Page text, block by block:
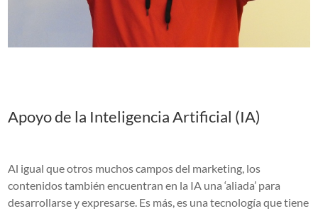
Apoyo de la Inteligencia Artificial (IA)
Al igual que otros muchos campos del marketing, los
contenidos también encuentran en la IA una ‘aliada’ para
desarrollarse y expresarse. Es más, es una tecnología que tiene